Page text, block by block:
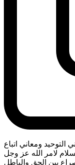
التوحيد ومعاني اتباع
لامر الله عز وجل
بين الحق والباطل